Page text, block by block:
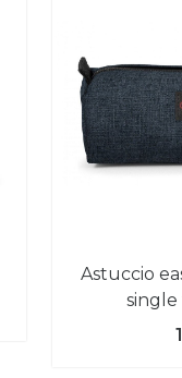
astuccio eastpak benchmark